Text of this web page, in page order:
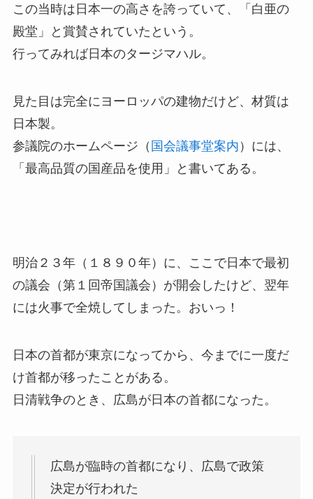
この当時は日本一の高さを誇っていて、「白亜の
殿堂」と賞賛されていたという。
行ってみれば日本のタージマハル。
見た目は完全にヨーロッパの建物だけど、材質は
日本製。
参議院のホームページ（ 国会議事堂案内 ）には、
「最高品質の国産品を使用」と書いてある。
明治２３年（１８９０年）に、ここで日本で最初
の議会（第１回帝国議会）が開会したけど、翌年
には火事で全焼してしまった。おいっ！
日本の首都が東京になってから、今までに一度だ
け首都が移ったことがある。
日清戦争のとき、広島が日本の首都になった。
広島が臨時の首都になり、広島で政策
決定が行われた